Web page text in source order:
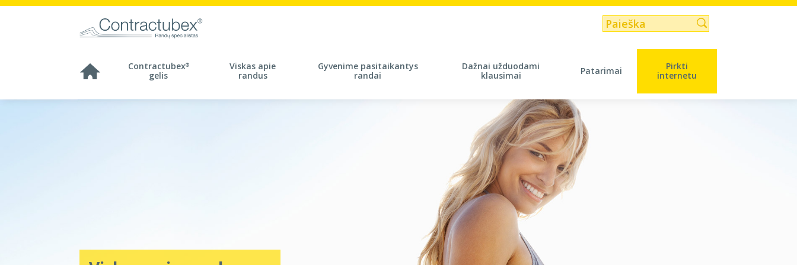
Contractubex®
gelis
Viskas apie
randus
Gyvenime pasitaikantys
randai
Dažnai užduodami
klausimai
Patarimai
Pirkti
internetu